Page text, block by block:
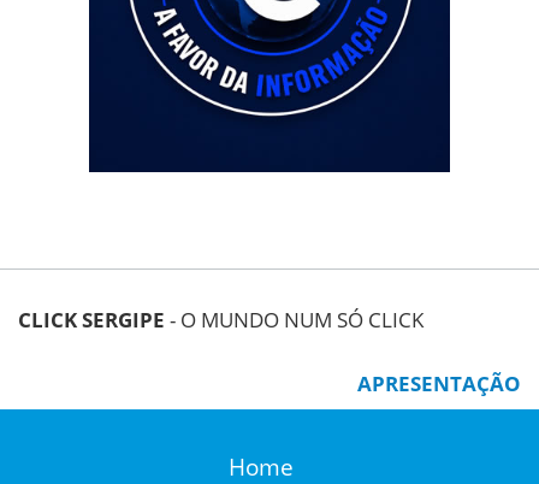
CLICK SERGIPE - O MUNDO NUM SÓ CLICK
APRESENTAÇÃO
Home